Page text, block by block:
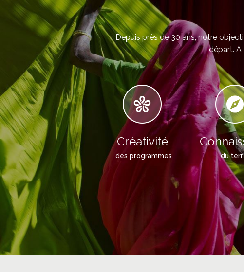
Depuis près de 30 ans, notre
départ. A
Créativité
des programmes du